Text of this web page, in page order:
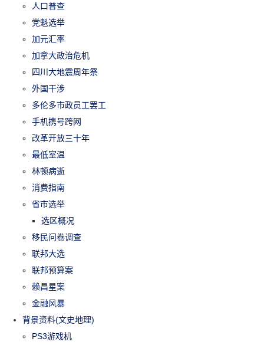
人口普查
党魁选举
加元汇率
加拿大政治危机
四川大地震周年祭
外国干涉
多伦多市政员工罢工
手机携号跨网
改革开放三十年
最低室温
林顿病逝
消费指南
省市选举
选区概况
移民问卷调查
联邦大选
联邦预算案
赖昌星案
金融风暴
背景资料(文史地理)
PS3游戏机